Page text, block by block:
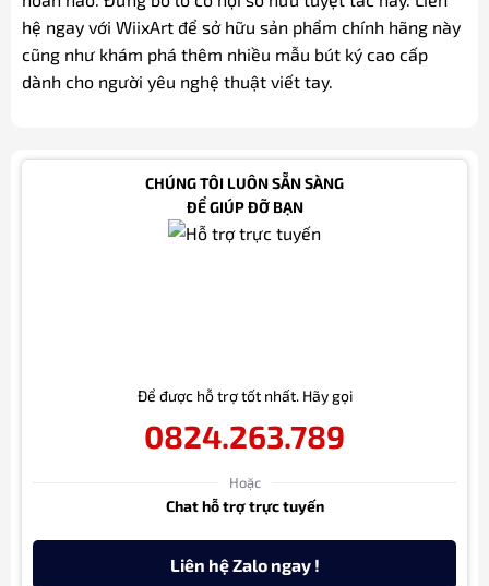
hệ ngay với WiixArt để sở hữu sản phẩm chính hãng này
cũng như khám phá thêm nhiều mẫu bút ký cao cấp
dành cho người yêu nghệ thuật viết tay.
CHÚNG TÔI LUÔN SẴN SÀNG
ĐỂ GIÚP ĐỠ BẠN
Để được hỗ trợ tốt nhất. Hãy gọi
0824.263.789
Hoặc
Chat hỗ trợ trực tuyến
Liên hệ Zalo ngay !